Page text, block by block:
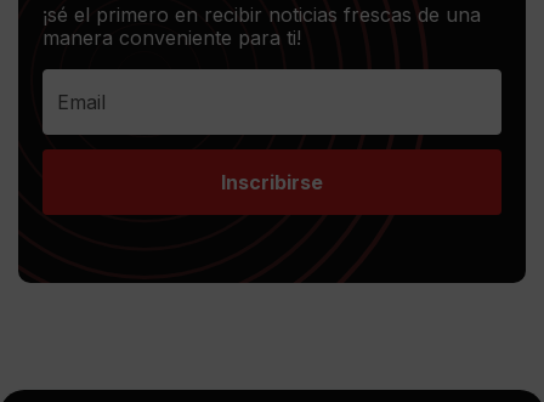
¡sé el primero en recibir noticias frescas de una
manera conveniente para ti!
Inscribirse